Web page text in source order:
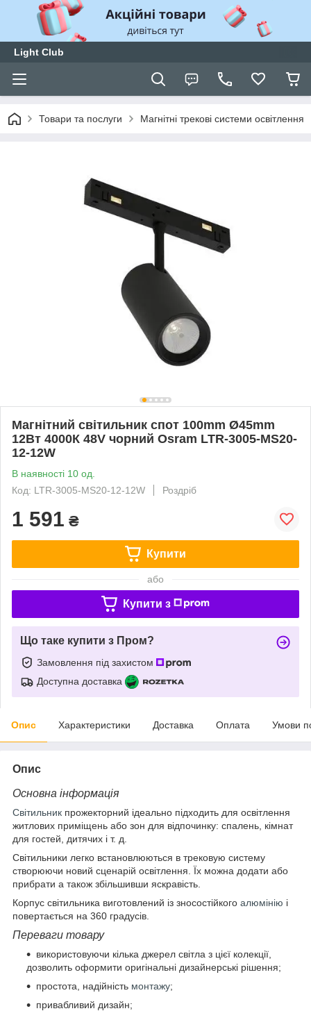
Light Club
Товари та послуги Магнітні трекові системи освітлення
Магнітний світильник спот 100mm Ø45mm
12Вт 4000К 48V чорний Osram LTR-3005-MS20-
12-12W
В наявності 10 од.
Код: LTR-3005-MS20-12-12W
Роздріб
1 591 ₴
Купити
або
Купити з
Що таке купити з Пром?
Замовлення під захистом
Доступна доставка
Опис Характеристики Доставка Оплата Умови
Опис
Основна інформація
Світильник прожекторний ідеально підходить для освітлення
житлових приміщень або зон для відпочинку: спалень, кімнат
для гостей, дитячих і т. д.
Світильники легко встановлюються в трековую систему
створюючи новий сценарій освітлення. Їх можна додати або
прибрати а також збільшивши яскравість.
Корпус світильника виготовлений із зносостійкого алюмінію і
повертається на 360 градусів.
Переваги товару
використовуючи кілька джерел світла з цієї колекції
дозволить оформити оригінальні дизайнерські рішення;
простота
надійність монтажу;
привабливий дизайн;